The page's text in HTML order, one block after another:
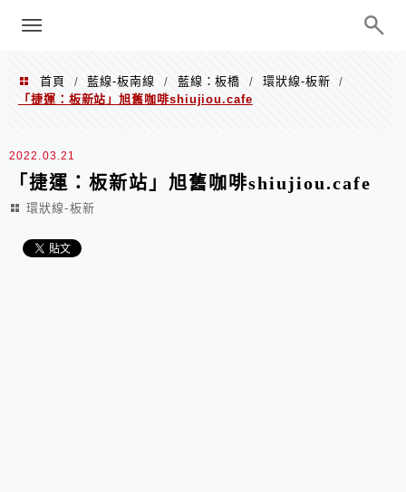
巧、世界走透透
menu
首頁 / 藍線-板南線 / 藍線：板橋 / 環狀線-板新
/
「捷運：板新站」旭舊咖啡shiujiou.cafe
2022.03.21
「捷運：板新站」旭舊咖啡shiujiou.cafe
環狀線-板新